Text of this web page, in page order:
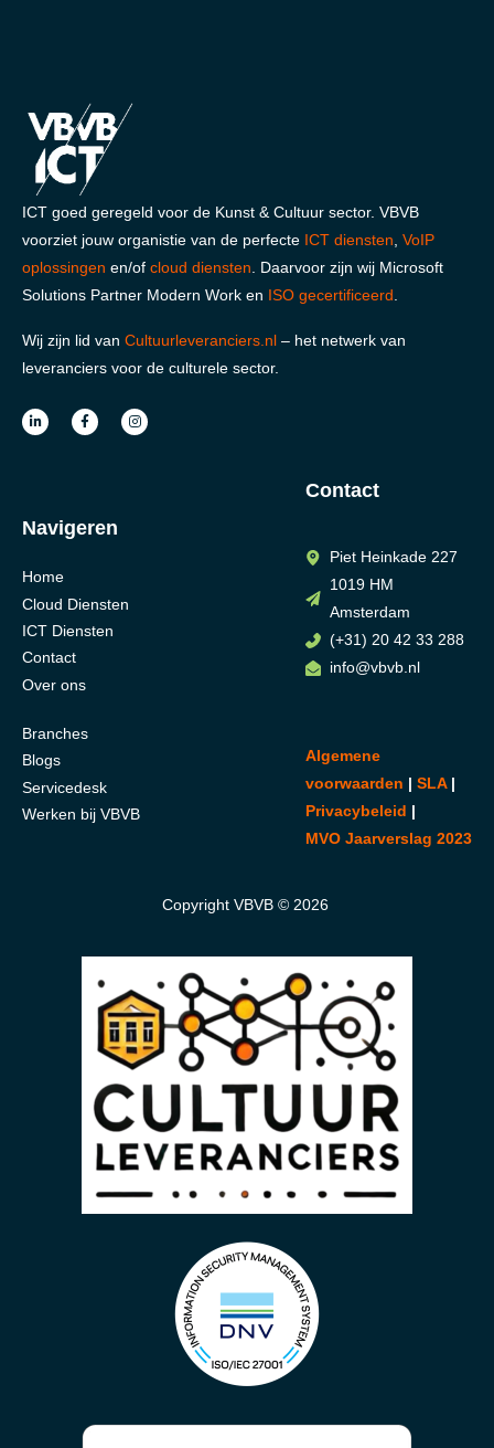
ICT goed geregeld voor de Kunst & Cultuur sector. VBVB
voorziet jouw organistie van de perfecte ICT diensten, VoIP
oplossingen en/of cloud diensten. Daarvoor zijn wij Microsoft
Solutions Partner Modern Work en ISO gecertificeerd.
Wij zijn lid van Cultuurleveranciers.nl – het netwerk van
leveranciers voor de culturele sector.
Navigeren
Home
Cloud Diensten
ICT Diensten
Contact
Over ons
Branches
Blogs
Servicedesk
Werken bij VBVB
Contact
Piet Heinkade 227
1019 HM
Amsterdam
(+31) 20 42 33 288
info@vbvb.nl
Algemene
voorwaarden | SLA |
Privacybeleid |
MVO Jaarverslag 2023
Copyright VBVB © 2026